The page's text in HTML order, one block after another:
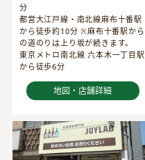
分
都営大江戸線・南北線麻布十番駅
から徒歩約10分 ※麻布十番駅から
の道のりは上り坂が続きます。
東京メトロ南北線 六本木一丁目駅
から徒歩6分
地図・店舗詳細